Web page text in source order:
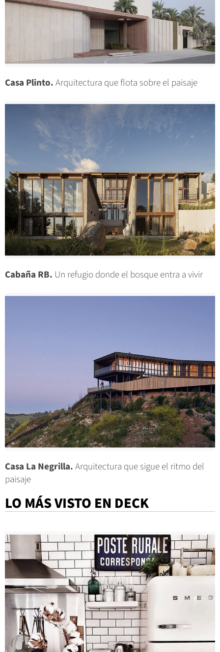
Casa Plinto.Arquitectura que flota sobre el paisaje
Cabaña RB. Un refugio donde el bosque entra a vivir
Casa La Negrilla.Arquitectura que sigue el ritmo del
paisaje
LO MÁS VISTO EN DECK